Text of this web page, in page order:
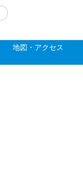
地図・アクセス